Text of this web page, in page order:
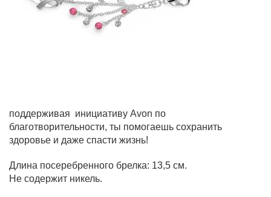
поддерживая инициативу Avon по
благотворительности, ты помогаешь сохранить
здоровье и даже спасти жизнь!
Длина посеребренного брелка: 13,5 см.
Не содержит никель.